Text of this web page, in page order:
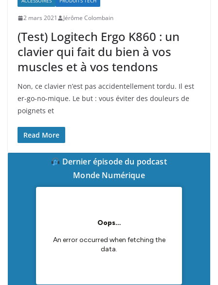
2 mars 2021 Jérôme Colombain
(Test) Logitech Ergo K860 : un
clavier qui fait du bien à vos
muscles et à vos tendons
Non, ce clavier n’est pas accidentellement tordu. Il est
er-go-no-mique. Le but : vous éviter des douleurs de
poignets et
Read More
Dernier épisode du podcast
Monde Numérique